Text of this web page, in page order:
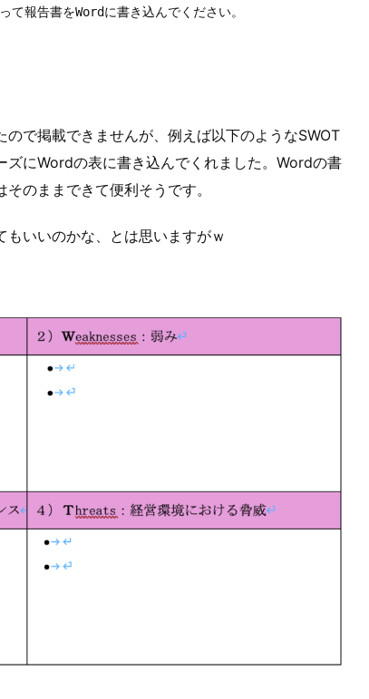
て報告書をWordに書き込んでください。
で掲載できませんが、例えば以下のようなSWOT
にWordの表に書き込んでくれました。Wordの書
のままできて便利そうです。
いいのかな、とは思いますがｗ